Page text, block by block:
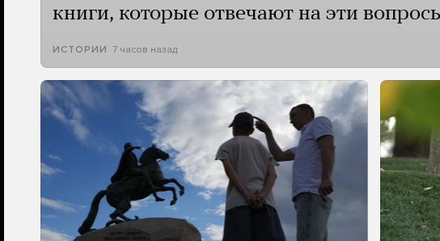
книги, которые отвечают на эти
ИСТОРИИ 7 часов назад